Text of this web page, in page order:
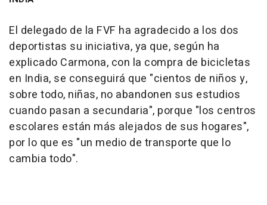
El delegado de la FVF ha agradecido a los dos
deportistas su iniciativa, ya que, según ha
explicado Carmona, con la compra de bicicletas
en India, se conseguirá que "cientos de niños y,
sobre todo, niñas, no abandonen sus estudios
cuando pasan a secundaria", porque "los centros
escolares están más alejados de sus hogares",
por lo que es "un medio de transporte que lo
cambia todo".